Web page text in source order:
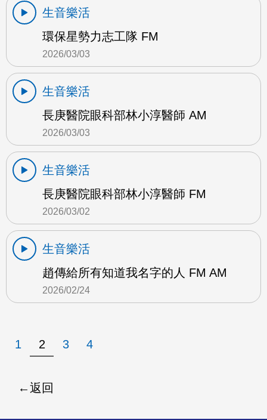
生音樂活
環保星勢力志工隊 FM
2026/03/03
生音樂活
長庚醫院眼科部林小淳醫師 AM
2026/03/03
生音樂活
長庚醫院眼科部林小淳醫師 FM
2026/03/02
生音樂活
趙傳給所有知道我名字的人 FM AM
2026/02/24
1 2 3 4
返回